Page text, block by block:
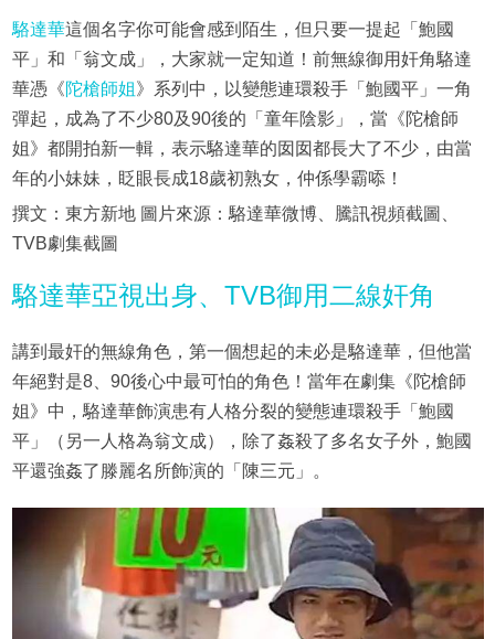
駱達華這個名字你可能會感到陌生，但只要一提起「鮑國
平」和「翁文成」，大家就一定知道！前無線御用奸角駱達
華憑《陀槍師姐》系列中，以變態連環殺手「鮑國平」一角
彈起，成為了不少80及90後的「童年陰影」，當《陀槍師
姐》都開拍新一輯，表示駱達華的囡囡都長大了不少，由當
年的小妹妹，眨眼長成18歲初熟女，仲係學霸㖭！
撰文：東方新地 圖片來源：駱達華微博、騰訊視頻截圖、
TVB劇集截圖
駱達華亞視出身、TVB御用二線奸角
講到最奸的無線角色，第一個想起的未必是駱達華，但他當
年絕對是8、90後心中最可怕的角色！當年在劇集《陀槍師
姐》中，駱達華飾演患有人格分裂的變態連環殺手「鮑國
平」（另一人格為翁文成），除了姦殺了多名女子外，鮑國
平還強姦了滕麗名所飾演的「陳三元」。